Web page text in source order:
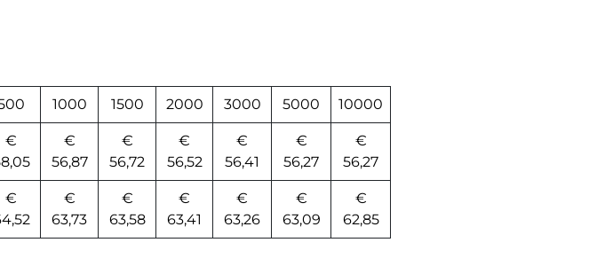
1000 1500 2000 3000 5000 10000
€
€
56,87
€
56,72
€
56,52
€
56,41
€
56,27
€
56,27
€
€
63,73
€
63,58
€
63,41
€
63,26
€
63,09
€
62,85